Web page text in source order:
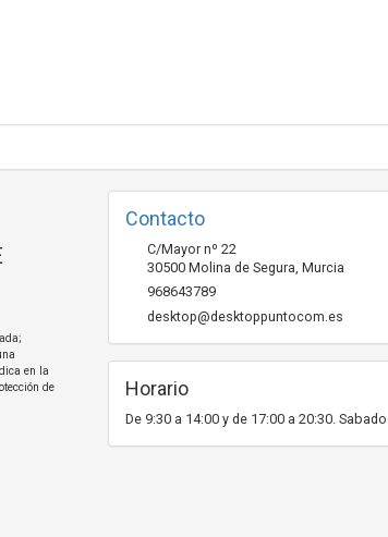
en la
de
Contacto
C/Mayor nº 22
30500 Molina de Segura, Murcia
968643789
desktop@desktoppuntocom.es
Horario
De 9:30 a 14:00 y de 17:00 a 20:30.